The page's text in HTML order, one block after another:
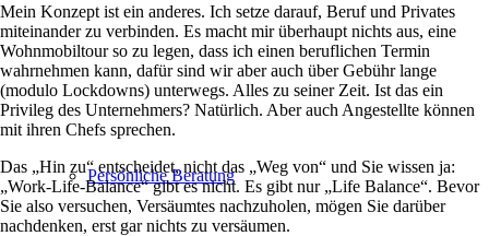
Persönliche Beratung
Mein Konzept ist ein anderes. Ich setze darauf, Beruf und Privates
miteinander zu verbinden. Es macht mir überhaupt nichts aus, eine
Wohnmobiltour so zu legen, dass ich einen beruflichen Termin
wahrnehmen kann, dafür sind wir aber auch über Gebühr lange
(modulo Lockdowns) unterwegs. Alles zu seiner Zeit. Ist das ein
Privileg des Unternehmers? Natürlich. Aber auch Angestellte können
mit ihren Chefs sprechen.
Das „Hin zu“ entscheidet, nicht das „Weg von“ und Sie wissen ja:
„Work-Life-Balance“ gibt es nicht. Es gibt nur „Life Balance“. Bevor
Sie also versuchen, Versäumtes nachzuholen, mögen Sie darüber
nachdenken, erst gar nichts zu versäumen.